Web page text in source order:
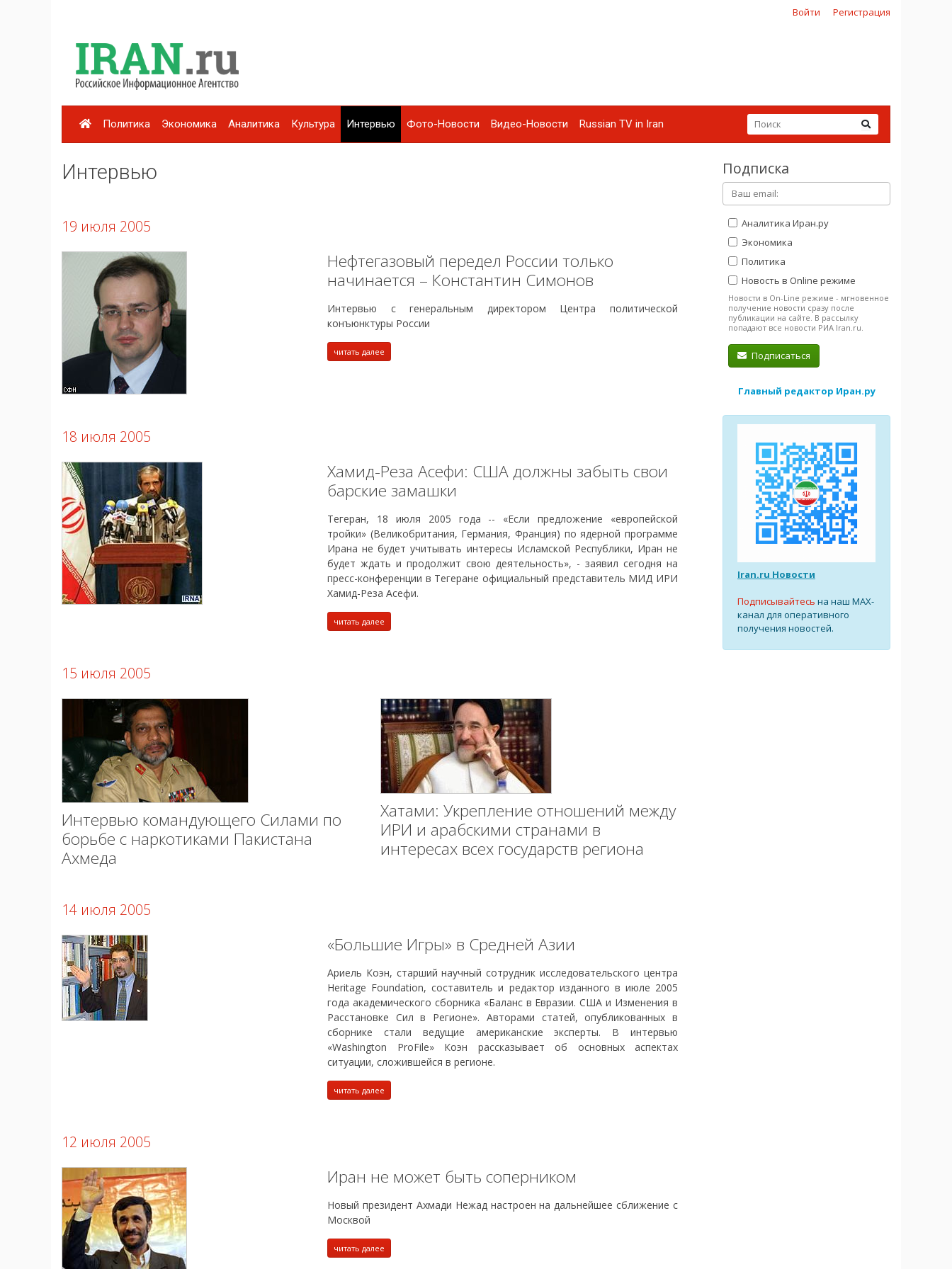
Войти Регистрация
Политика Экономика Аналитика Культура Интервью Фото-Новости Видео-Новости Russian TV in Iran
Интервью
19 июля 2005
Нефтегазовый передел России только
начинается – Константин Симонов
Интервью с генеральным директором Центра политической
конъюнктуры России
читать далее
18 июля 2005
Хамид-Реза Асефи: США должны забыть свои
барские замашки
Тегеран, 18 июля 2005 года -- «Если предложение «европейской
тройки» (Великобритания, Германия, Франция) по ядерной программе
Ирана не будет учитывать интересы Исламской Республики, Иран не
будет ждать и продолжит свою деятельность», - заявил сегодня на
пресс-конференции в Тегеране официальный представитель МИД ИРИ
Хамид-Реза Асефи.
читать далее
15 июля 2005
Интервью командующего Силами по
борьбе с наркотиками Пакистана
Ахмеда
Хатами: Укрепление отношений между
ИРИ и арабскими странами в
интересах всех государств региона
14 июля 2005
«Большие Игры» в Средней Азии
Ариель Коэн, старший научный сотрудник исследовательского центра
Heritage Foundation, составитель и редактор изданного в июле 2005
года академического сборника «Баланс в Евразии. США и Изменения в
Расстановке Сил в Регионе». Авторами статей, опубликованных в
сборнике стали ведущие американские эксперты. В интервью
«Washington ProFile» Коэн рассказывает об основных аспектах
ситуации, сложившейся в регионе.
читать далее
12 июля 2005
Иран не может быть соперником
Новый президент Ахмади Нежад настроен на дальнейшее сближение с
Москвой
читать далее
Подписка
Аналитика Иран.ру
Экономика
Политика
Новость в Online режиме
Новости в On-Line режиме - мгновенное
получение новости сразу после
публикации на сайте. В рассылку
попадают все новости РИА Iran.ru.
Подписаться
Главный редактор Иран.ру
Iran.ru Новости
Подписывайтесь на наш MAX-
канал для оперативного
получения новостей.